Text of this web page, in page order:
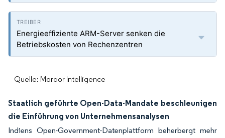
Energieeffiziente ARM-Server senken die
Betriebskosten von Rechenzentren
Quelle: Mordor Intelligence
Staatlich geführte Open-Data-Mandate beschleunigen
die Einführung von Unternehmensanalysen
Indiens Open-Government-Datenplattform beherbergt mehr